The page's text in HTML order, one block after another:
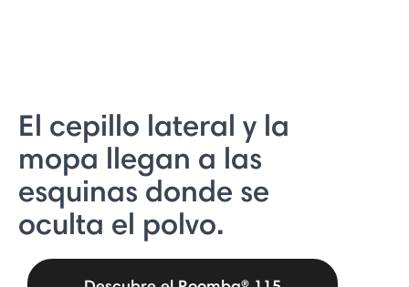
El cepillo lateral y la
mopa llegan a las
esquinas donde se
oculta el polvo.